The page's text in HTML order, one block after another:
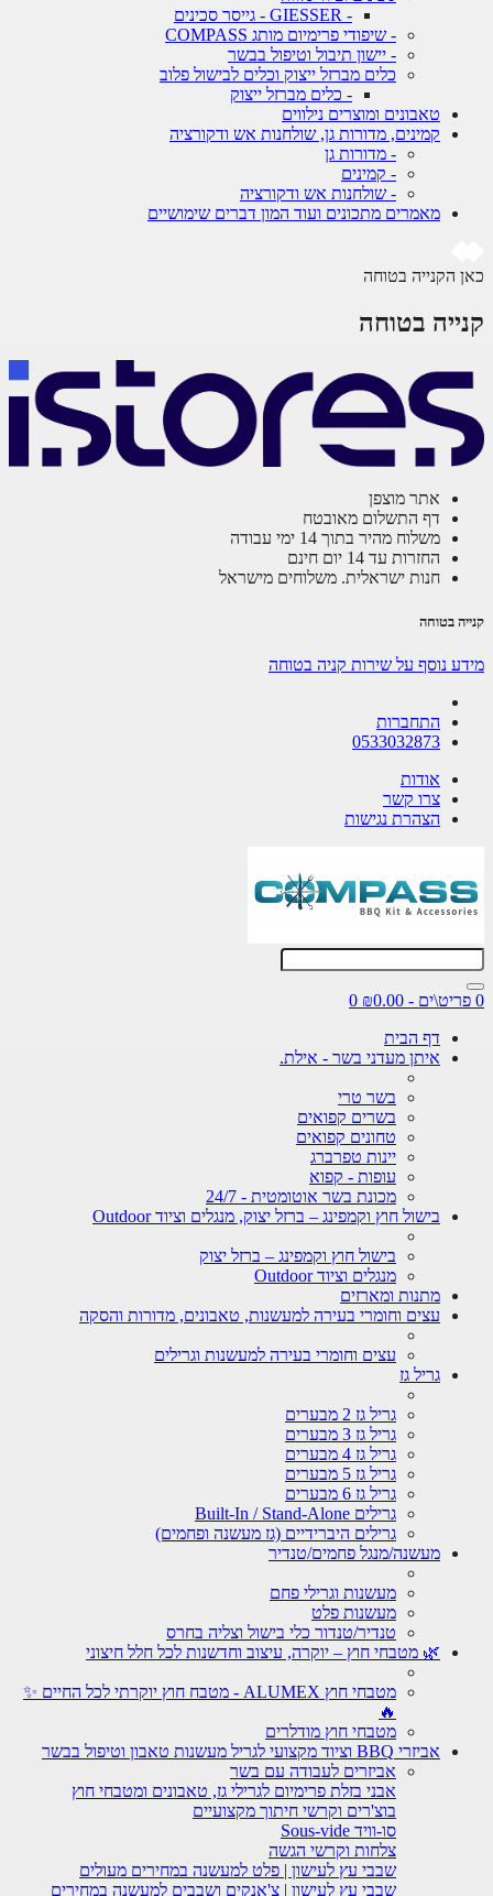
- שיפודי פרימיום מותג COMPASS
- יישון תיבול וטיפול בבשר
כלים מברזל ייצוק וכלים לבישול פלוב
- כלים מברזל ייצוק
טאבונים ומוצרים נילווים
קמינים, מדורות גן, שולחנות אש ודקורציה
- מדורות גן
- קמינים
- שולחנות אש ודקורציה
מאמרים מתכונים ועוד המון דברים שימושיים
הקנייה בטוחה
בטוחה
אתר מוצפן
דף התשלום מאובטח
משלוח מהיר בתוך 14 ימי עבודה
החזרות עד 14 יום חינם
חנות ישראלית. משלוחים מישראל
בטוחה
נוסף על שירות קניה בטוחה
התחברות
0533032873
אודות
צרו קשר
הצהרת נגישות
0
דף הבית
איתן מעדני בשר - אילת.
בשר טרי
בשרים קפואים
טחונים קפואים
יינות טפרברג
עופות - קפוא
מכונת בשר אוטומטית - 24/7
בישול חוץ וקמפינג – ברזל יצוק, מנגלים וציוד Outdoor
בישול חוץ וקמפינג – ברזל יצוק
מנגלים וציוד Outdoor
מתנות ומארזים
עצים וחומרי בעירה למעשנות, טאבונים, מדורות והסקה
עצים וחומרי בעירה למעשנות וגרילים
גריל גז
גריל גז 2 מבערים
גריל גז 3 מבערים
גריל גז 4 מבערים
גריל גז 5 מבערים
גריל גז 6 מבערים
גרילים Built-In / Stand-Alone
גרילים היברידיים (גז מעשנה ופחמים)
מעשנה/מנגל פחמים/טנדיר
מעשנות וגרילי פחם
מעשנות פלט
טנדיר/טנדור כלי בישול וצליה בחרס
🌿 מטבחי חוץ – יוקרה, עיצוב וחדשנות לכל חלל חיצוני
מטבחי חוץ ALUMEX - מטבח חוץ יוקרתי לכל החיים ✨
מטבחי חוץ מודלרים
אביזרי BBQ וציוד מקצועי לגריל מעשנות טאבון וטיפול בבשר
אביזרים לעבודה עם בשר
אבני בזלת פרימיום לגרילי גז, טאבונים ומטבחי חוץ
בוצ'רים וקרשי חיתוך מקצועיים
סו-וויד Sous-vide
צלחות וקרשי הגשה
שבבי עץ לעישון | פלט למעשנה במחירים מעולים
שבבי עץ לעישון | צ'אנקים ושבבים למעשנה במחירים